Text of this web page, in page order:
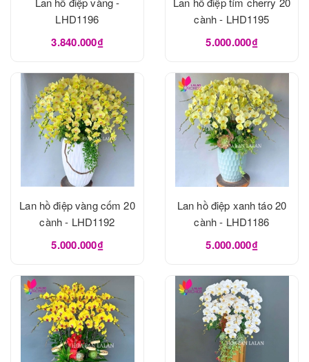
LHD1196
3.840.000₫
cành - LHD1195
5.000.000₫
Lan hồ điệp vàng cốm 20
cành - LHD1192
5.000.000₫
Lan hồ điệp xanh táo 20
cành - LHD1186
5.000.000₫